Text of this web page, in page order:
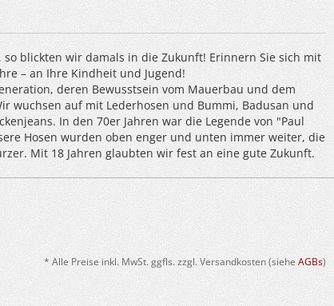
blickten wir damals in die Zukunft! Erinnern Sie sich mit
– an Ihre Kindheit und Jugend!
deren Bewusstsein vom Mauerbau und dem
wuchsen auf mit Lederhosen und Bummi, Badusan und
In den 70er Jahren war die Legende von "Paul
Hosen wurden oben enger und unten immer weiter, die
Mit 18 Jahren glaubten wir fest an eine gute Zukunft.
* Alle Preise inkl. MwSt. ggfls. zzgl. Versandkosten (siehe AGBs)